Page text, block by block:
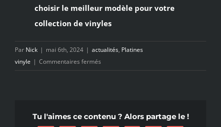
choisir le meilleur modèle pour votre
collection de vinyles
Par Nick | mai 6th, 2024 | actualités, Platines
vinyle | Commentaires fermés
Quelle
sa
Tu l'aimes ce contenu ? Alors partage le !